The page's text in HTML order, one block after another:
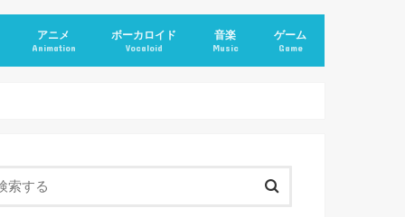
アニメ
Animation
ボーカロイド
Vocaloid
音楽
Music
ゲーム
Game